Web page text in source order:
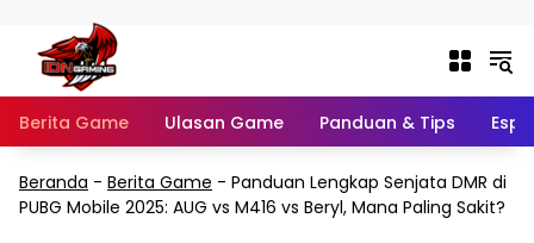
Berita Game Ulasan Game Panduan & Tips
Beranda - Berita Game - Panduan Lengkap Senjata DMR di
PUBG Mobile 2025: AUG vs M416 vs Beryl, Mana Paling Sakit?